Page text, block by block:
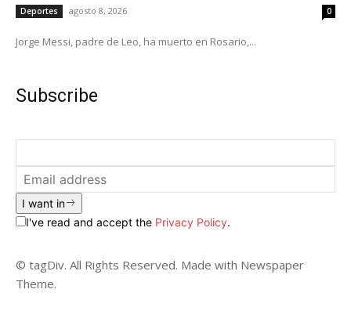
Deportes agosto 8, 2026 0
Jorge Messi, padre de Leo, ha muerto en Rosario,...
Subscribe
I want in
I've read and accept the Privacy Policy.
© tagDiv. All Rights Reserved. Made with Newspaper
Theme.